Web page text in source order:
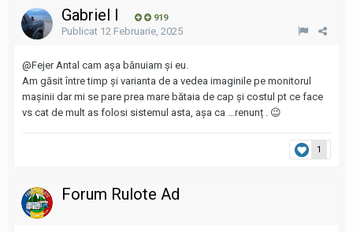
Gabriel I 919
Publicat 12 Februarie, 2025
@Fejer Antal cam așa bănuiam și eu.
Am găsit între timp și varianta de a vedea imaginile pe monitorul
mașinii dar mi se pare prea mare bătaia de cap și costul pt ce face
vs cat de mult as folosi sistemul asta, așa ca …renunț . 😉
1
Forum Rulote Ad